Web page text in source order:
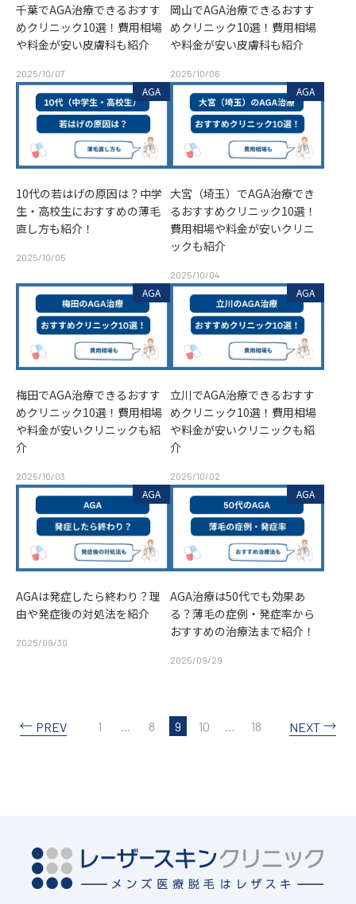
千葉でAGA治療できるおすす
めクリニック10選！費用相場
や料金が安い皮膚科も紹介
2025/10/07
岡山でAGA治療できるおすす
めクリニック10選！費用相場
や料金が安い皮膚科も紹介
2025/10/06
AGA
10代の若はげの原因は？中学
生・高校生におすすめの薄毛
直し方も紹介！
2025/10/05
AGA
大宮（埼玉）でAGA治療でき
るおすすめクリニック10選！
費用相場や料金が安いクリニ
ックも紹介
2025/10/04
AGA
梅田でAGA治療できるおすす
めクリニック10選！費用相場
や料金が安いクリニックも紹
介
2025/10/03
AGA
立川でAGA治療できるおすす
めクリニック10選！費用相場
や料金が安いクリニックも紹
介
2025/10/02
AGA
AGAは発症したら終わり？理
由や発症後の対処法を紹介
2025/09/30
AGA
AGA治療は50代でも効果あ
る？薄毛の症例・発症率から
おすすめの治療法まで紹介！
2025/09/29
PREV 1 … 8 9 10 … 18 NEXT